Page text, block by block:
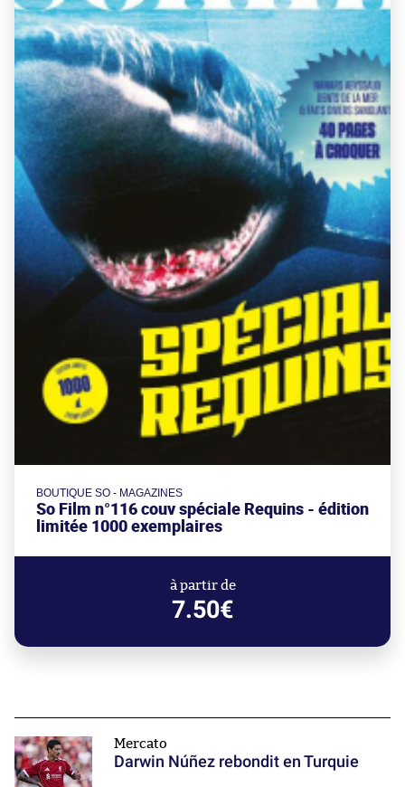
BOUTIQUE SO - MAGAZINES
So Film n°116 couv spéciale Requins - édition
limitée 1000 exemplaires
à partir de
7.50€
Mercato
Darwin Núñez rebondit en Turquie